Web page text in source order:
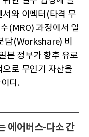
서와 이펙터(타격 무
(MRO) 과정에서 일
담(Workshare) 비
본 정부가 향후 유로
로 무인기 자산을
다.
에어버스-다소 간